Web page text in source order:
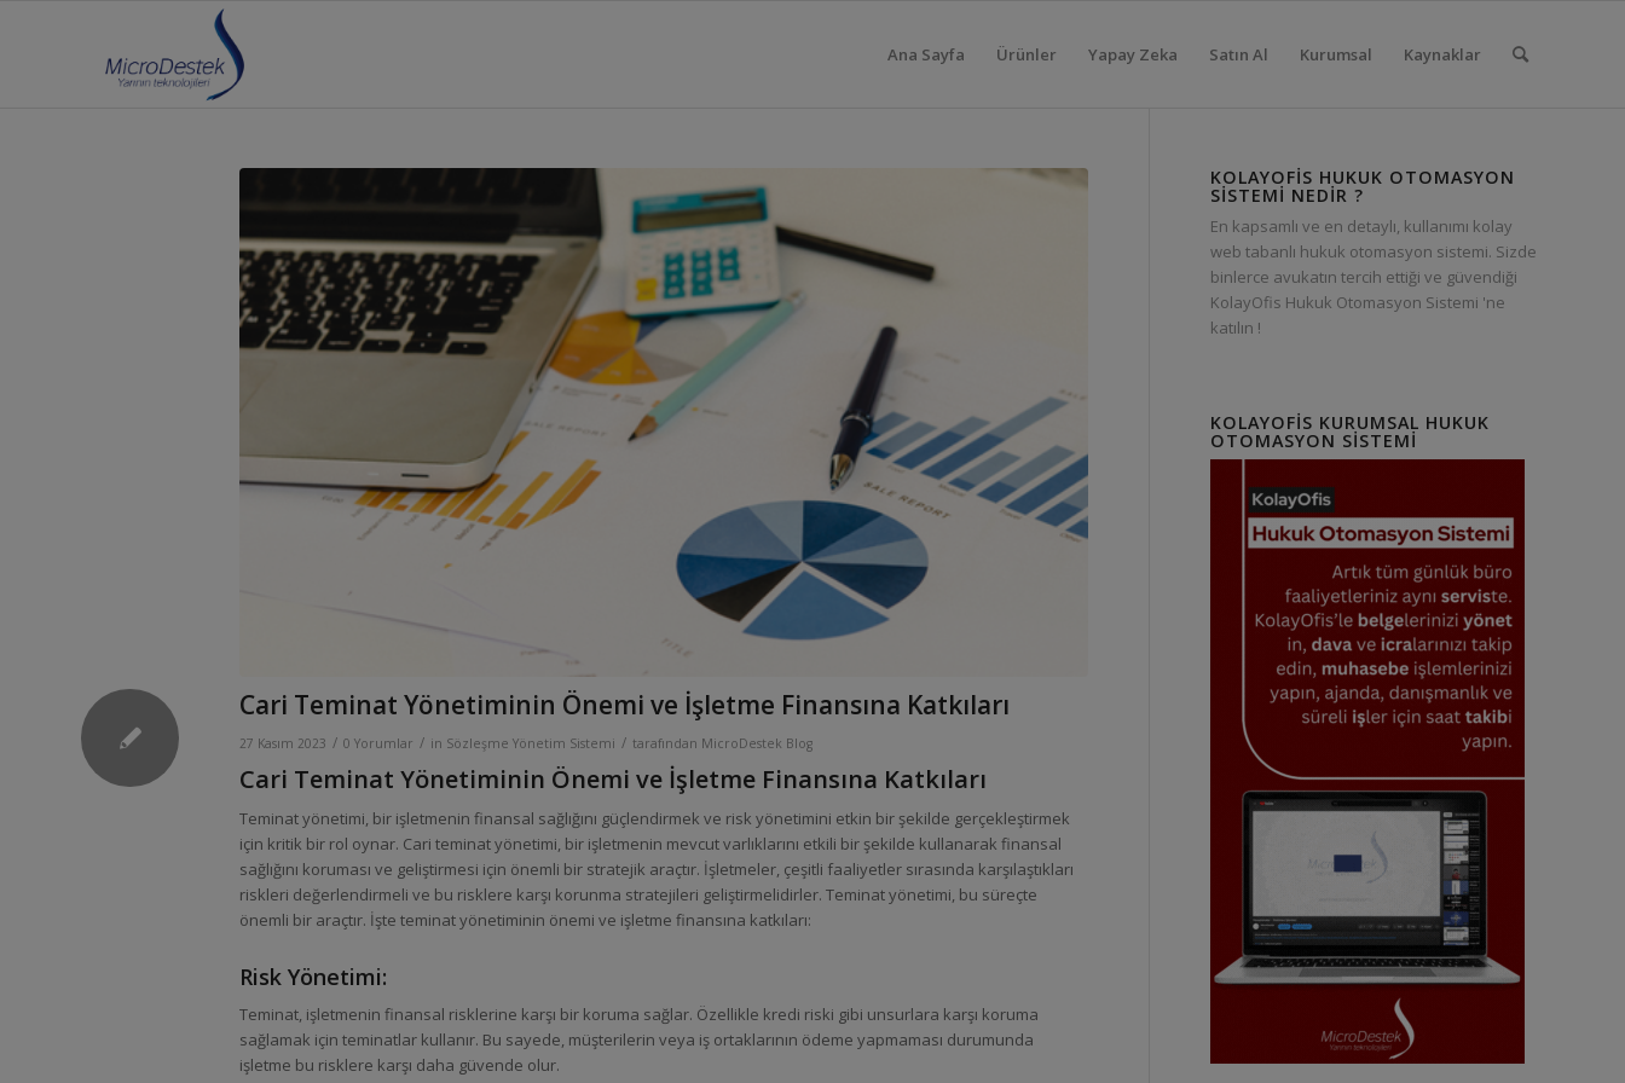
Ana Sayfa Ürünler Yapay Zeka Satın Al Kurumsal Kaynaklar
Cari Teminat Yönetiminin Önemi ve İşletme Finansına Katkıları
27 Kasım 2023 / 0 Yorumlar / in Sözleşme Yönetim Sistemi / tarafından MicroDestek Blog
Cari Teminat Yönetiminin Önemi ve İşletme Finansına Katkıları
Teminat yönetimi, bir işletmenin finansal sağlığını güçlendirmek ve risk yönetimini etkin bir şekilde gerçekleştirmek
için kritik bir rol oynar. Cari teminat yönetimi, bir işletmenin mevcut varlıklarını etkili bir şekilde kullanarak finansal
sağlığını koruması ve geliştirmesi için önemli bir stratejik araçtır. İşletmeler, çeşitli faaliyetler sırasında karşılaştıkları
riskleri değerlendirmeli ve bu risklere karşı korunma stratejileri geliştirmelidirler. Teminat yönetimi, bu süreçte
önemli bir araçtır. İşte teminat yönetiminin önemi ve işletme finansına katkıları:
Risk Yönetimi:
Teminat, işletmenin finansal risklerine karşı bir koruma sağlar. Özellikle kredi riski gibi unsurlara karşı koruma
sağlamak için teminatlar kullanır. Bu sayede, müşterilerin veya iş ortaklarının ödeme yapmaması durumunda
işletme bu risklere karşı daha güvende olur.
KOLAYOFIS HUKUK OTOMASYON
SISTEMI NEDIR ?
En kapsamlı ve en detaylı, kullanımı kolay
web tabanlı hukuk otomasyon sistemi. Sizde
binlerce avukatın tercih ettiği ve güvendiği
KolayOfis Hukuk Otomasyon Sistemi 'ne
katılın !
KOLAYOFIS KURUMSAL HUKUK
OTOMASYON SISTEMI